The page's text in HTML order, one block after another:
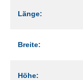
Länge:
Breite:
Höhe: